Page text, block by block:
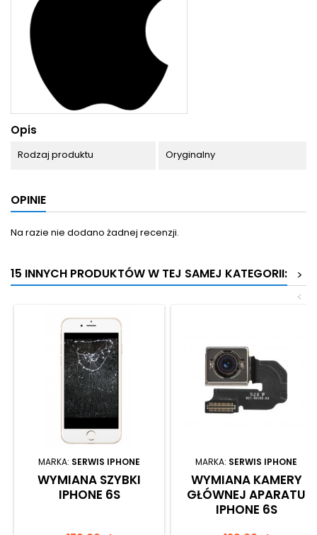
Opis
Rodzaj produktu Oryginalny
OPINIE
Na razie nie dodano żadnej recenzji.
15 INNYCH PRODUKTÓW W TEJ SAMEJ KATEGORII:
>
<
MARKA: SERWIS IPHONE
WYMIANA SZYBKI
IPHONE 6S
MARKA: SERWIS IPHONE
WYMIANA KAMERY
GŁÓWNEJ APARATU
IPHONE 6S